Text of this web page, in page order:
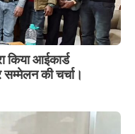
किया आईकार्ड
की चर्चा।